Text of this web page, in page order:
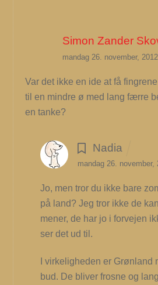
Simon Zander
mandag 26. november,
Var det ikke en ide at få
til en mindre ø med lang færre
en tanke?
Nadia
mandag 26. november,
Jo, men tror du ikke bare
på land? Jeg tror ikke de
mener, de har jo i forvejen
ser det ud til.
I virkeligheden er Grønland
bud. De bliver frosne og